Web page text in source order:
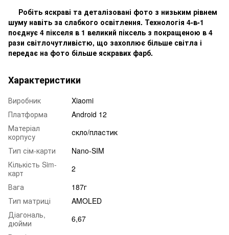
Робіть яскраві та деталізовані фото з низьким рівнем
шуму навіть за слабкого освітлення. Технологія 4-в-1
поєднує 4 пікселя в 1 великий піксель з покращеною в 4
рази світлочутливістю, що захоплює більше світла і
передає на фото більше яскравих фарб.
Характеристики
Виробник
Xiaomi
Платформа
Android 12
Матеріал
корпусу
скло/пластик
Тип сім-карти
Nano-SIM
Кількість Sim-
карт
2
Вага
187г
Тип матриці
AMOLED
Діагональ,
дюйми
6,67